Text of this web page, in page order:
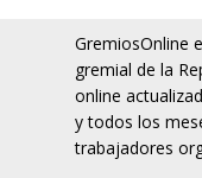
GremiosOnline
gremial de la
online
y todos los
trabajadores